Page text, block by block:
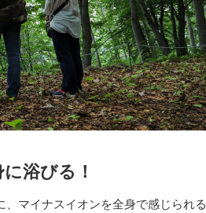
浴びる！
マイナスイオンを全身で感じられる